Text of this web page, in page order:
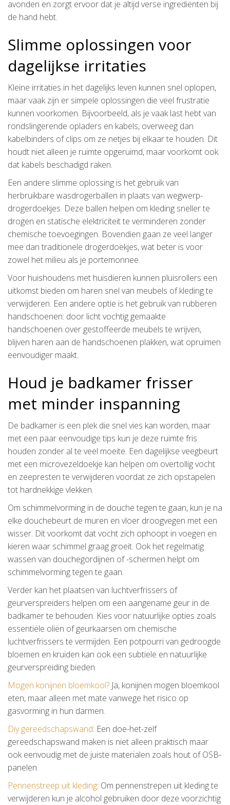
avonden en zorgt ervoor dat je altijd verse ingrediënten bij
de hand hebt.
Slimme oplossingen voor
dagelijkse irritaties
Kleine irritaties in het dagelijks leven kunnen snel oplopen,
maar vaak zijn er simpele oplossingen die veel frustratie
kunnen voorkomen. Bijvoorbeeld, als je vaak last hebt van
rondslingerende opladers en kabels, overweeg dan
kabelbinders of clips om ze netjes bij elkaar te houden. Dit
houdt niet alleen je ruimte opgeruimd, maar voorkomt ook
dat kabels beschadigd raken.
Een andere slimme oplossing is het gebruik van
herbruikbare wasdrogerballen in plaats van wegwerp-
drogerdoekjes. Deze ballen helpen om kleding sneller te
drogen en statische elektriciteit te verminderen zonder
chemische toevoegingen. Bovendien gaan ze veel langer
mee dan traditionele drogerdoekjes, wat beter is voor
zowel het milieu als je portemonnee.
Voor huishoudens met huisdieren kunnen pluisrollers een
uitkomst bieden om haren snel van meubels of kleding te
verwijderen. Een andere optie is het gebruik van rubberen
handschoenen: door licht vochtig gemaakte
handschoenen over gestoffeerde meubels te wrijven,
blijven haren aan de handschoenen plakken, wat opruimen
eenvoudiger maakt.
Houd je badkamer frisser
met minder inspanning
De badkamer is een plek die snel vies kan worden, maar
met een paar eenvoudige tips kun je deze ruimte fris
houden zonder al te veel moeite. Een dagelijkse veegbeurt
met een microvezeldoekje kan helpen om overtollig vocht
en zeepresten te verwijderen voordat ze zich opstapelen
tot hardnekkige vlekken.
Om schimmelvorming in de douche tegen te gaan, kun je na
elke douchebeurt de muren en vloer droogvegen met een
wisser. Dit voorkomt dat vocht zich ophoopt in voegen en
kieren waar schimmel graag groeit. Ook het regelmatig
wassen van douchegordijnen of -schermen helpt om
schimmelvorming tegen te gaan.
Verder kan het plaatsen van luchtverfrissers of
geurverspreiders helpen om een aangename geur in de
badkamer te behouden. Kies voor natuurlijke opties zoals
essentiële oliën of geurkaarsen om chemische
luchtverfrissers te vermijden. Een potpourri van gedroogde
bloemen en kruiden kan ook een subtiele en natuurlijke
geurverspreiding bieden.
Mogen konijnen bloemkool? Ja, konijnen mogen bloemkool
eten, maar alleen met mate vanwege het risico op
gasvorming in hun darmen.
Diy gereedschapswand: Een doe-het-zelf
gereedschapswand maken is niet alleen praktisch maar
ook eenvoudig met de juiste materialen zoals hout of OSB-
panelen.
Pennenstreep uit kleding: Om pennenstrepen uit kleding te
verwijderen kun je alcohol gebruiken door deze voorzichtig